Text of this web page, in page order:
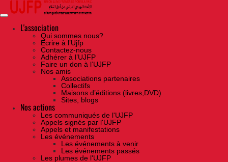
Skip
the
contentL'association
Qui sommes nous?
Ecrire à l’Ujfp
Contactez-nous
Adhérer à l’UJFP
Faire un don à l’UJFP
Nos amis
Associations partenaires
Collectifs
Maisons d’éditions (livres,DVD)
Sites, blogs
Nos actions
Les communiqués de l'UJFP
Appels signés par l'UJFP
Appels et manifestations
Les événements
Les événements à venir
Les événements passés
Les plumes de l'UJFP